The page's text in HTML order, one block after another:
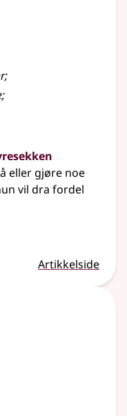
;
;
eller gjøre noe
vil dra fordel
Artikkelside